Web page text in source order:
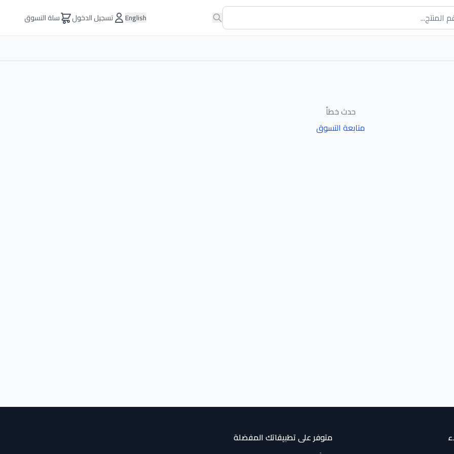
English تسجيل الدخول سلة التسوق
حدث خطأ
متابعة التسوق
متوفر على تطبيقاتك المفضلة